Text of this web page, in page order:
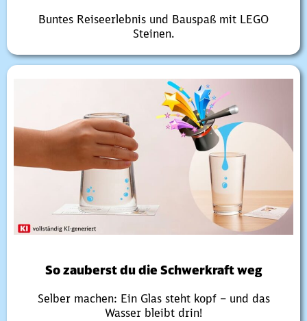
Buntes Reiseerlebnis und Bauspaß mit LEGO
Steinen.
So zauberst du die Schwerkraft weg
Selber machen: Ein Glas steht kopf – und das
Wasser bleibt drin!